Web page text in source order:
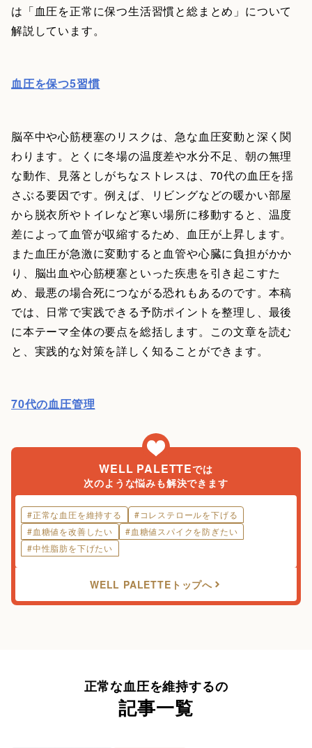
は「血圧を正常に保つ生活習慣と総まとめ」について
解説しています。
血圧を保つ5習慣
脳卒中や心筋梗塞のリスクは、急な血圧変動と深く関
わります。とくに冬場の温度差や水分不足、朝の無理
な動作、見落としがちなストレスは、70代の血圧を揺
さぶる要因です。例えば、リビングなどの暖かい部屋
から脱衣所やトイレなど寒い場所に移動すると、温度
差によって血管が収縮するため、血圧が上昇します。
また血圧が急激に変動すると血管や心臓に負担がかか
り、脳出血や心筋梗塞といった疾患を引き起こすた
め、最悪の場合死につながる恐れもあるのです。本稿
では、日常で実践できる予防ポイントを整理し、最後
に本テーマ全体の要点を総括します。この文章を読む
と、実践的な対策を詳しく知ることができます。
70代の血圧管理
WELL PALETTEでは
次のような悩みも解決できます
#正常な血圧を維持する #コレステロールを下げる
#血糖値を改善したい #血糖値スパイクを防ぎたい
#中性脂肪を下げたい
WELL PALETTE トップへ
正常な血圧を維持するの
記事一覧